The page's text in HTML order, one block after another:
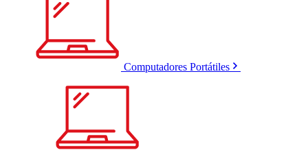
Computadores Portátiles